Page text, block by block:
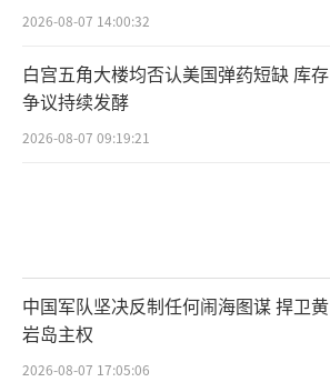
2026-08-07 14:00:32
白宫五角大楼均否认美国弹药短缺 库存
争议持续发酵
2026-08-07 09:19:21
中国军队坚决反制任何闹海图谋 捍卫黄
岩岛主权
2026-08-07 17:05:06